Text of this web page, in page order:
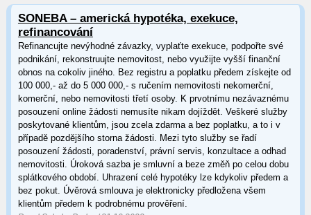
SONEBA – americká hypotéka, exekuce,
refinancování
Refinancujte nevýhodné závazky, vyplaťte exekuce, podpořte své
podnikání, rekonstruujte nemovitost, nebo využijte vyšší finanční
obnos na cokoliv jiného. Bez registru a poplatku předem získejte od
100 000,- až do 5 000 000,- s ručením nemovitosti nekomerční,
komerční, nebo nemovitosti třetí osoby. K prvotnímu nezávaznému
posouzení online žádosti nemusíte nikam dojíždět. Veškeré služby
poskytované klientům, jsou zcela zdarma a bez poplatku, a to i v
případě pozdějšího storna žádosti. Mezi tyto služby se řadí
posouzení žádosti, poradenství, právní servis, konzultace a odhad
nemovitosti. Úroková sazba je smluvní a beze změň po celou dobu
splátkového období. Uhrazení celé hypotéky lze kdykoliv předem a
bez pokut. Úvěrová smlouva je elektronicky předložena všem
klientům předem k podrobnému prověření.